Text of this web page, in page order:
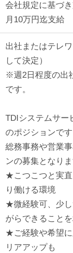
会社規定に基づ
月10万円迄支給
出社またはテレ
して決定）
※週2日程度の出
です。
TDIシステムサー
のポジションです
総務事務や営業
ンの募集となりま
★こつこつと実直
り働ける環境
★微経験可、少
がらできること
★ご経験や希望
リアアップも